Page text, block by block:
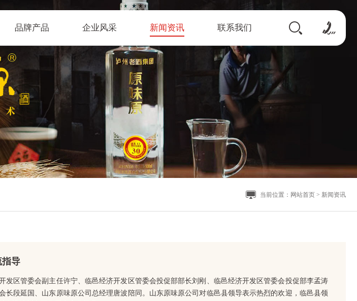
品牌产品 企业风采 新闻资讯 联系我们
当前位置： 网站首页 > 新闻资讯
指导
发区管委会副主任许宁、临邑经济开发区管委会投促部部长刘刚、临邑经济开发区管委会投促部李孟涛
长段延国、山东原味原公司总经理唐波陪同。山东原味原公司对临邑县领导表示热烈的欢迎，临邑县领